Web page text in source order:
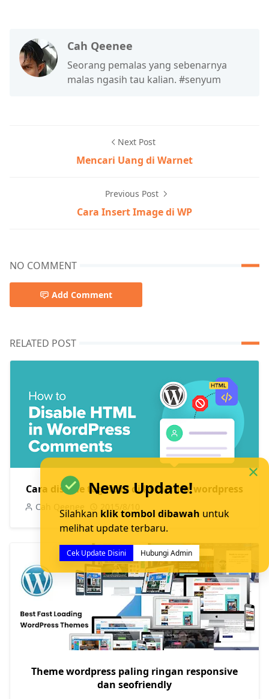
Cah Qeenee
Seorang pemalas yang sebenarnya
malas ngasih tau kalian. #senyum
Next Post
Mencari Uang di Warnet
Previous Post
Cara Insert Image di WP
NO COMMENT
Add Comment
RELATED POST
Cara disable tag html di komentar wordpress
Cah Qeenee
Theme wordpress paling ringan responsive
dan seofriendly
News Update!
Silahkan klik tombol dibawah untuk
melihat update terbaru.
Cek Update Disini Hubungi Admin